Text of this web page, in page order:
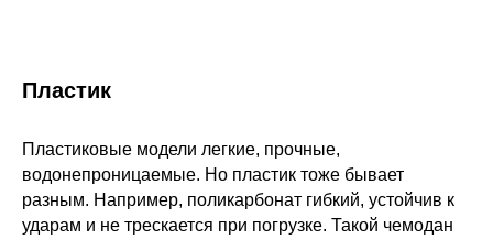
Пластик
Пластиковые модели легкие, прочные,
водонепроницаемые. Но пластик тоже бывает
разным. Например, поликарбонат гибкий, устойчив к
ударам и не трескается при погрузке. Такой чемодан